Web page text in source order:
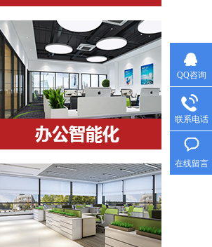
QQ咨询
联系电话
在线留言